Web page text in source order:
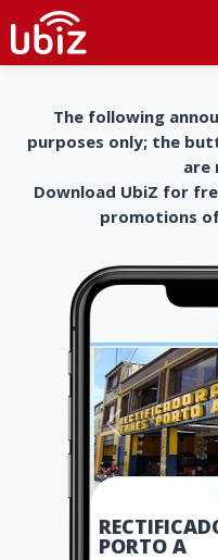
The following
purposes only; the
are
Download UbiZ for
promotions
PORTO A